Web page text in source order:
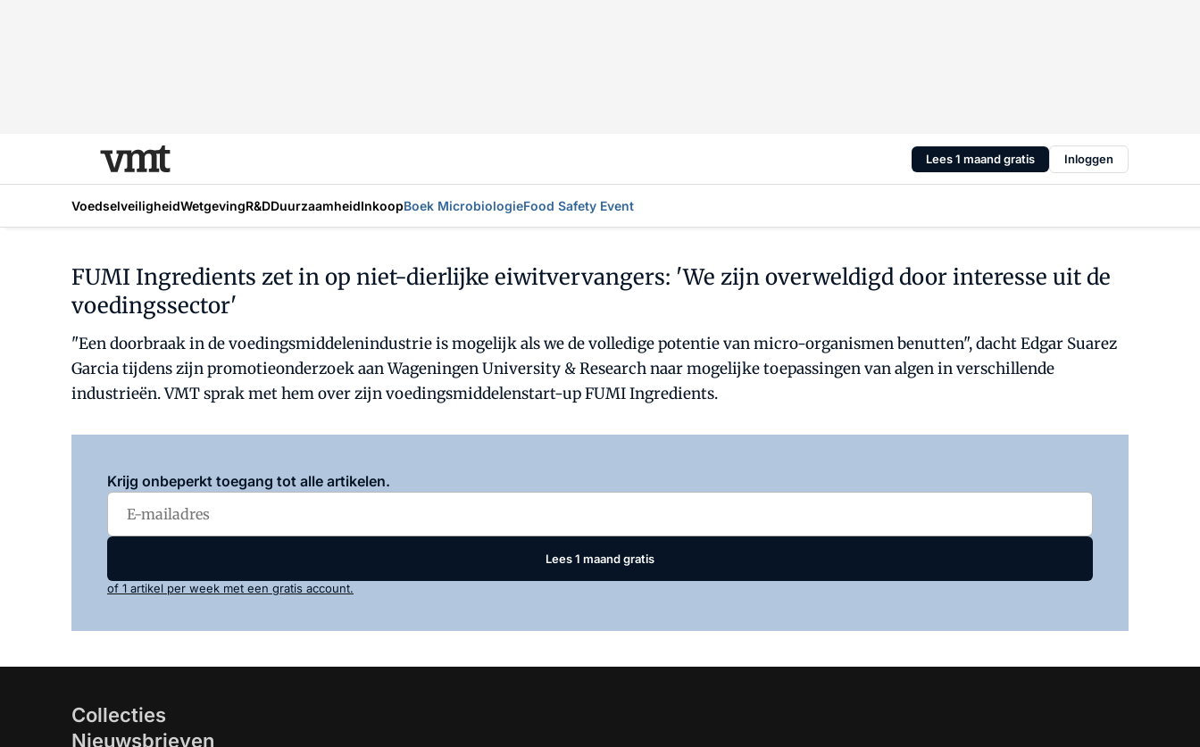
Lees 1 maand gratis Inloggen
VoedselveiligheidWetgevingR&DDuurzaamheidInkoopBoek MicrobiologieFood Safety Event
FUMI Ingredients zet in op niet-dierlijke eiwitvervangers: 'We zijn overweldigd door interesse uit de
voedingssector'
"Een doorbraak in de voedingsmiddelenindustrie is mogelijk als we de volledige potentie van micro-organismen benutten", dacht Edgar Suarez
Garcia tijdens zijn promotieonderzoek aan Wageningen University & Research naar mogelijke toepassingen van algen in verschillende
industrieën. VMT sprak met hem over zijn voedingsmiddelenstart-up FUMI Ingredients.
Krijg onbeperkt toegang tot alle artikelen.
Lees 1 maand gratis
of 1 artikel per week met een gratis account.
Collecties
Nieuwsbrieven